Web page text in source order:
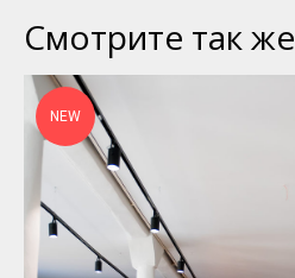
Смотрите так же
NEW